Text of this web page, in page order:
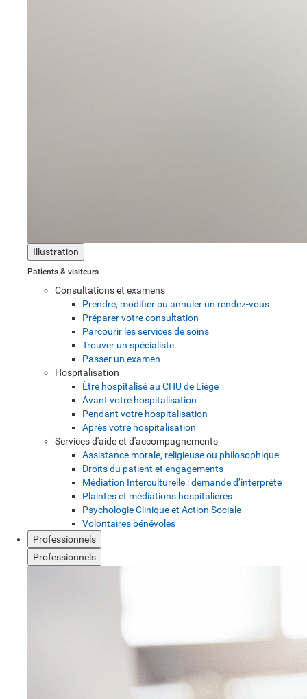
Illustration
Patients & visiteurs
Consultations et examens
Prendre, modifier ou annuler un rendez-vous
Préparer votre consultation
Parcourir les services de soins
Trouver un spécialiste
Passer un examen
Hospitalisation
Être hospitalisé au CHU de Liège
Avant votre hospitalisation
Pendant votre hospitalisation
Après votre hospitalisation
Services d'aide et d'accompagnements
Assistance morale, religieuse ou philosophique
Droits du patient et engagements
Médiation Interculturelle : demande d’interprète
Plaintes et médiations hospitalières
Psychologie Clinique et Action Sociale
Volontaires bénévoles
Professionnels
Professionnels